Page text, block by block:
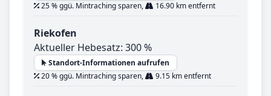
25 % ggü. Mintraching sparen,
16.90 km entfernt
Riekofen
Aktueller Hebesatz: 300 %
Standort-Informationen aufrufen
20 % ggü. Mintraching sparen,
9.15 km entfernt